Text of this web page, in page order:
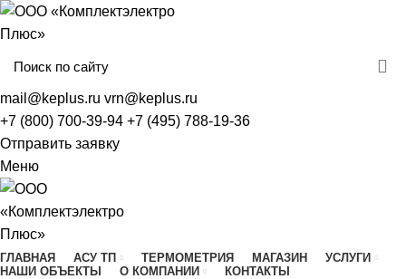
mail@keplus.ru vrn@keplus.ru
+7 (800) 700-39-94 +7 (495) 788-19-36
Отправить заявку
Меню
ГЛАВНАЯ АСУ ТП ТЕРМОМЕТРИЯ МАГАЗИН
УСЛУГИ
НАШИ ОБЪЕКТЫ
О КОМПАНИИ КОНТАКТЫ